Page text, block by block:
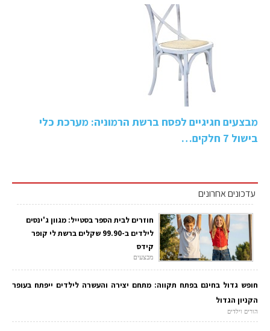
מבצעים חגיגיים לפסח ברשת הרמוניה: מערכת כלי
בישול 7 חלקים…
עדכונים אחרונים
חוזרים לבית הספר בסטייל: מגוון ג'ינסים
לילדים ב-99.90 שקלים ברשת לי קופר
קידס
מבצעים
חופש גדול בחינם בפתח תקווה: מתחם יצירה והעשרה לילדים ייפתח בעופר
הקניון הגדול
הורים וילדים